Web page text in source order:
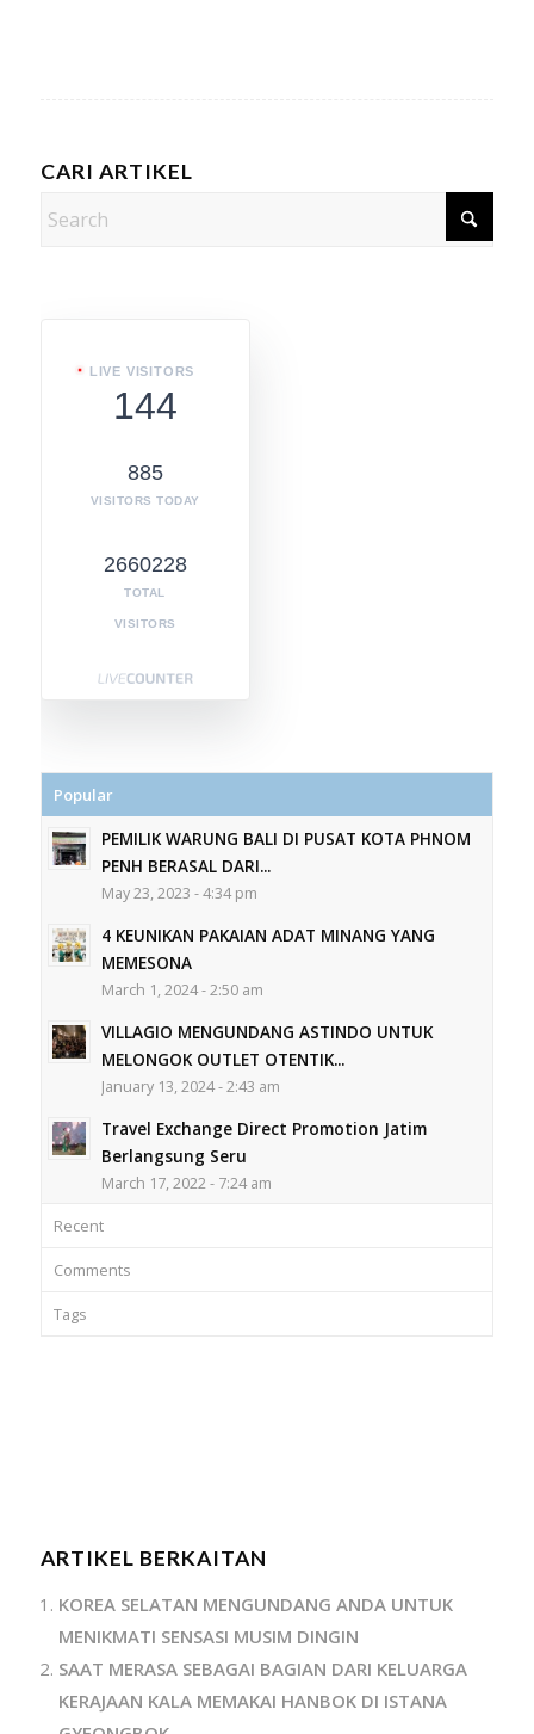
CARI ARTIKEL
LIVE VISITORS
144
885
VISITORS TODAY
2660228
TOTAL
VISITORS
Popular
PEMILIK WARUNG BALI DI PUSAT KOTA PHNOM
PENH BERASAL DARI...
May 23, 2023 - 4:34 pm
4 KEUNIKAN PAKAIAN ADAT MINANG YANG
MEMESONA
March 1, 2024 - 2:50 am
VILLAGIO MENGUNDANG ASTINDO UNTUK
MELONGOK OUTLET OTENTIK...
January 13, 2024 - 2:43 am
Travel Exchange Direct Promotion Jatim
Berlangsung Seru
March 17, 2022 - 7:24 am
Recent
Comments
Tags
ARTIKEL BERKAITAN
KOREA SELATAN MENGUNDANG ANDA UNTUK
MENIKMATI SENSASI MUSIM DINGIN
SAAT MERASA SEBAGAI BAGIAN DARI KELUARGA
KERAJAAN KALA MEMAKAI HANBOK DI ISTANA